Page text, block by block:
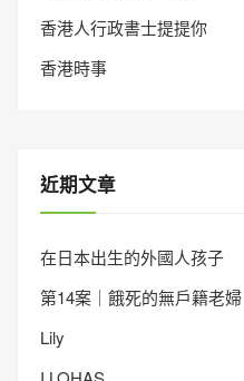
香港人行政書士提提你
香港時事
近期文章
在日本出生的外國人孩子
第14案｜餓死的無戶籍老婦
Lily